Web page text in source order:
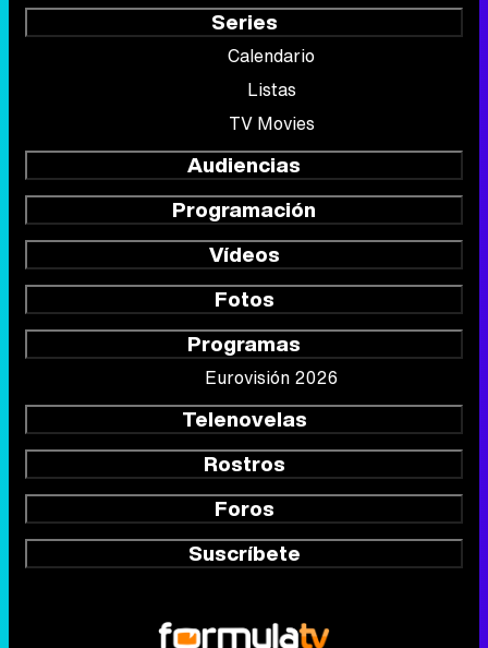
Series
Calendario
Listas
TV Movies
Audiencias
Programación
Vídeos
Fotos
Programas
Eurovisión 2026
Telenovelas
Rostros
Foros
Suscríbete